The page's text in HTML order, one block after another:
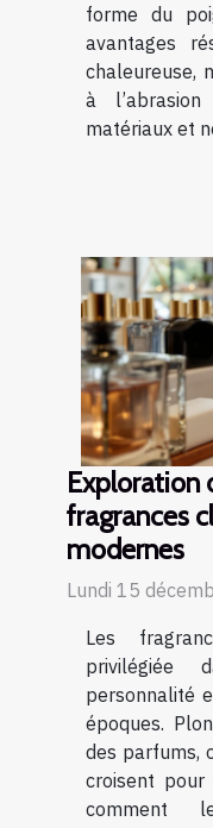
forme du
avantages
chaleureuse,
à
matériaux et
Exploration
fragrances
modernes
Lundi 15
Les
privilégiée
personnalité
époques.
des parfums,
croisent pour
comment